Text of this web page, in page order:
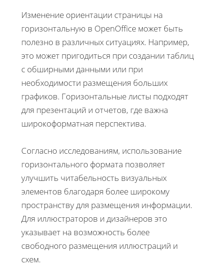
Изменение ориентации страницы на
горизонтальную в OpenOffice может быть
полезно в различных ситуациях. Например,
это может пригодиться при создании таблиц
с обширными данными или при
необходимости размещения больших
графиков. Горизонтальные листы подходят
для презентаций и отчетов, где важна
широкоформатная перспектива.
Согласно исследованиям, использование
горизонтального формата позволяет
улучшить читабельность визуальных
элементов благодаря более широкому
пространству для размещения информации.
Для иллюстраторов и дизайнеров это
указывает на возможность более
свободного размещения иллюстраций и
схем.